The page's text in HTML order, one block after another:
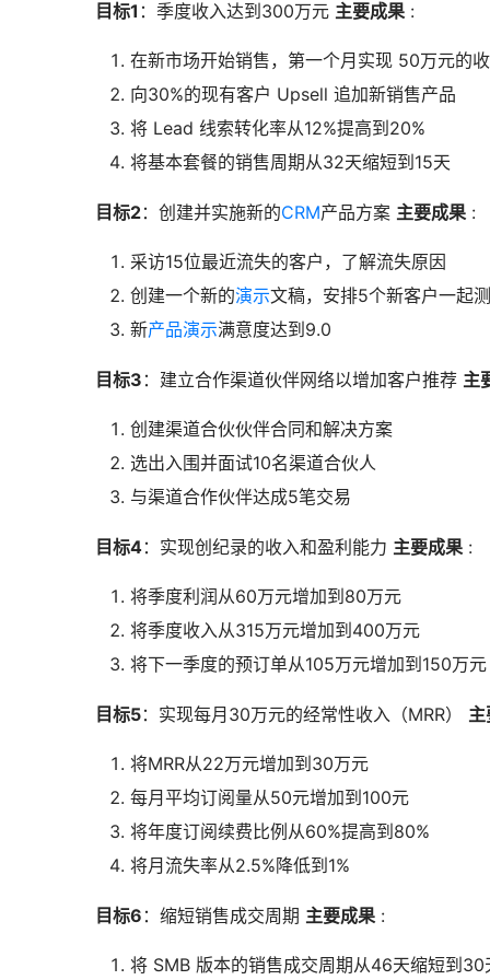
目标1 ：季度收入达到300万元 主要成果 :
在新市场开始销售，第一个月实现 50万元的
向30%的现有客户 Upsell 追加新销售产品
将 Lead 线索转化率从12%提高到20%
将基本套餐的销售周期从32天缩短到15天
目标2：创建并实施新的CRM产品方案 主要成果 :
采访15位最近流失的客户，了解流失原因
创建一个新的演示文稿，安排5个新客户一起
新产品演示满意度达到9.0
目标3 ：建立合作渠道伙伴网络以增加客户推荐 主
创建渠道合伙伙伴合同和解决方案
选出入围并面试10名渠道合伙人
与渠道合作伙伴达成5笔交易
目标4：实现创纪录的收入和盈利能力 主要成果 :
将季度利润从60万元增加到80万元
将季度收入从315万元增加到400万元
将下一季度的预订单从105万元增加到150万元
目标5：实现每月30万元的经常性收入（MRR）
将MRR从22万元增加到30万元
每月平均订阅量从50元增加到100元
将年度订阅续费比例从60%提高到80%
将月流失率从2.5%降低到1%
目标6 ：缩短销售成交周期 主要成果 :
将 SMB 版本的销售成交周期从46天缩短到30